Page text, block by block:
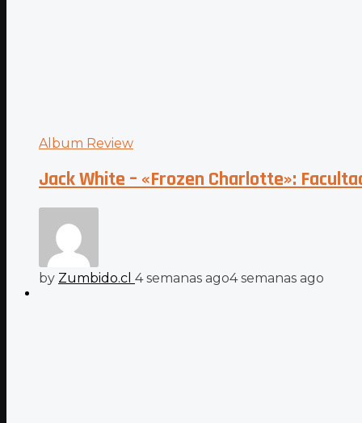
Album Review
Jack White – «Frozen Charlotte»:
by Zumbido.cl 4 semanas ago4 semanas ago